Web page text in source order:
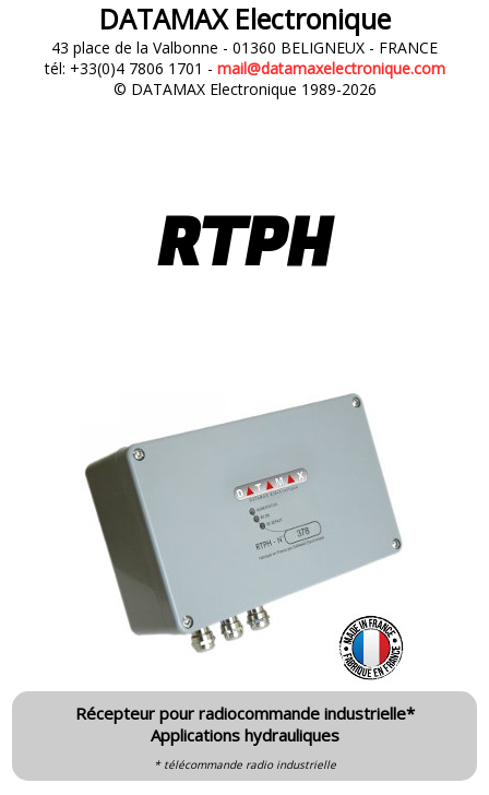
DATAMAX Electronique
43 place de la Valbonne - 01360 BELIGNEUX - FRANCE
tél: +33(0)4 7806 1701 - mail@datamaxelectronique.com
© DATAMAX Electronique 1989-2026
RTPH
Récepteur pour radiocommande industrielle*
Applications hydrauliques
* télécommande radio industrielle